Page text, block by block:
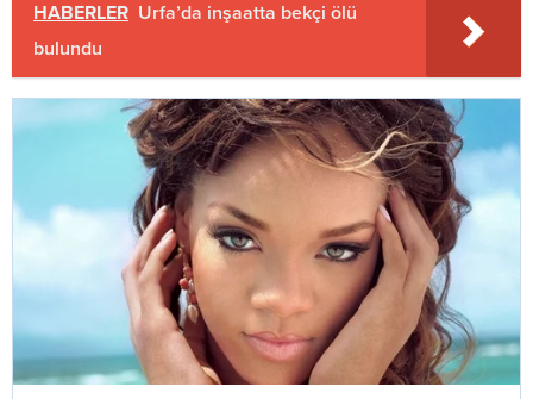
HABERLER Urfa’da inşaatta bekçi ölü
bulundu